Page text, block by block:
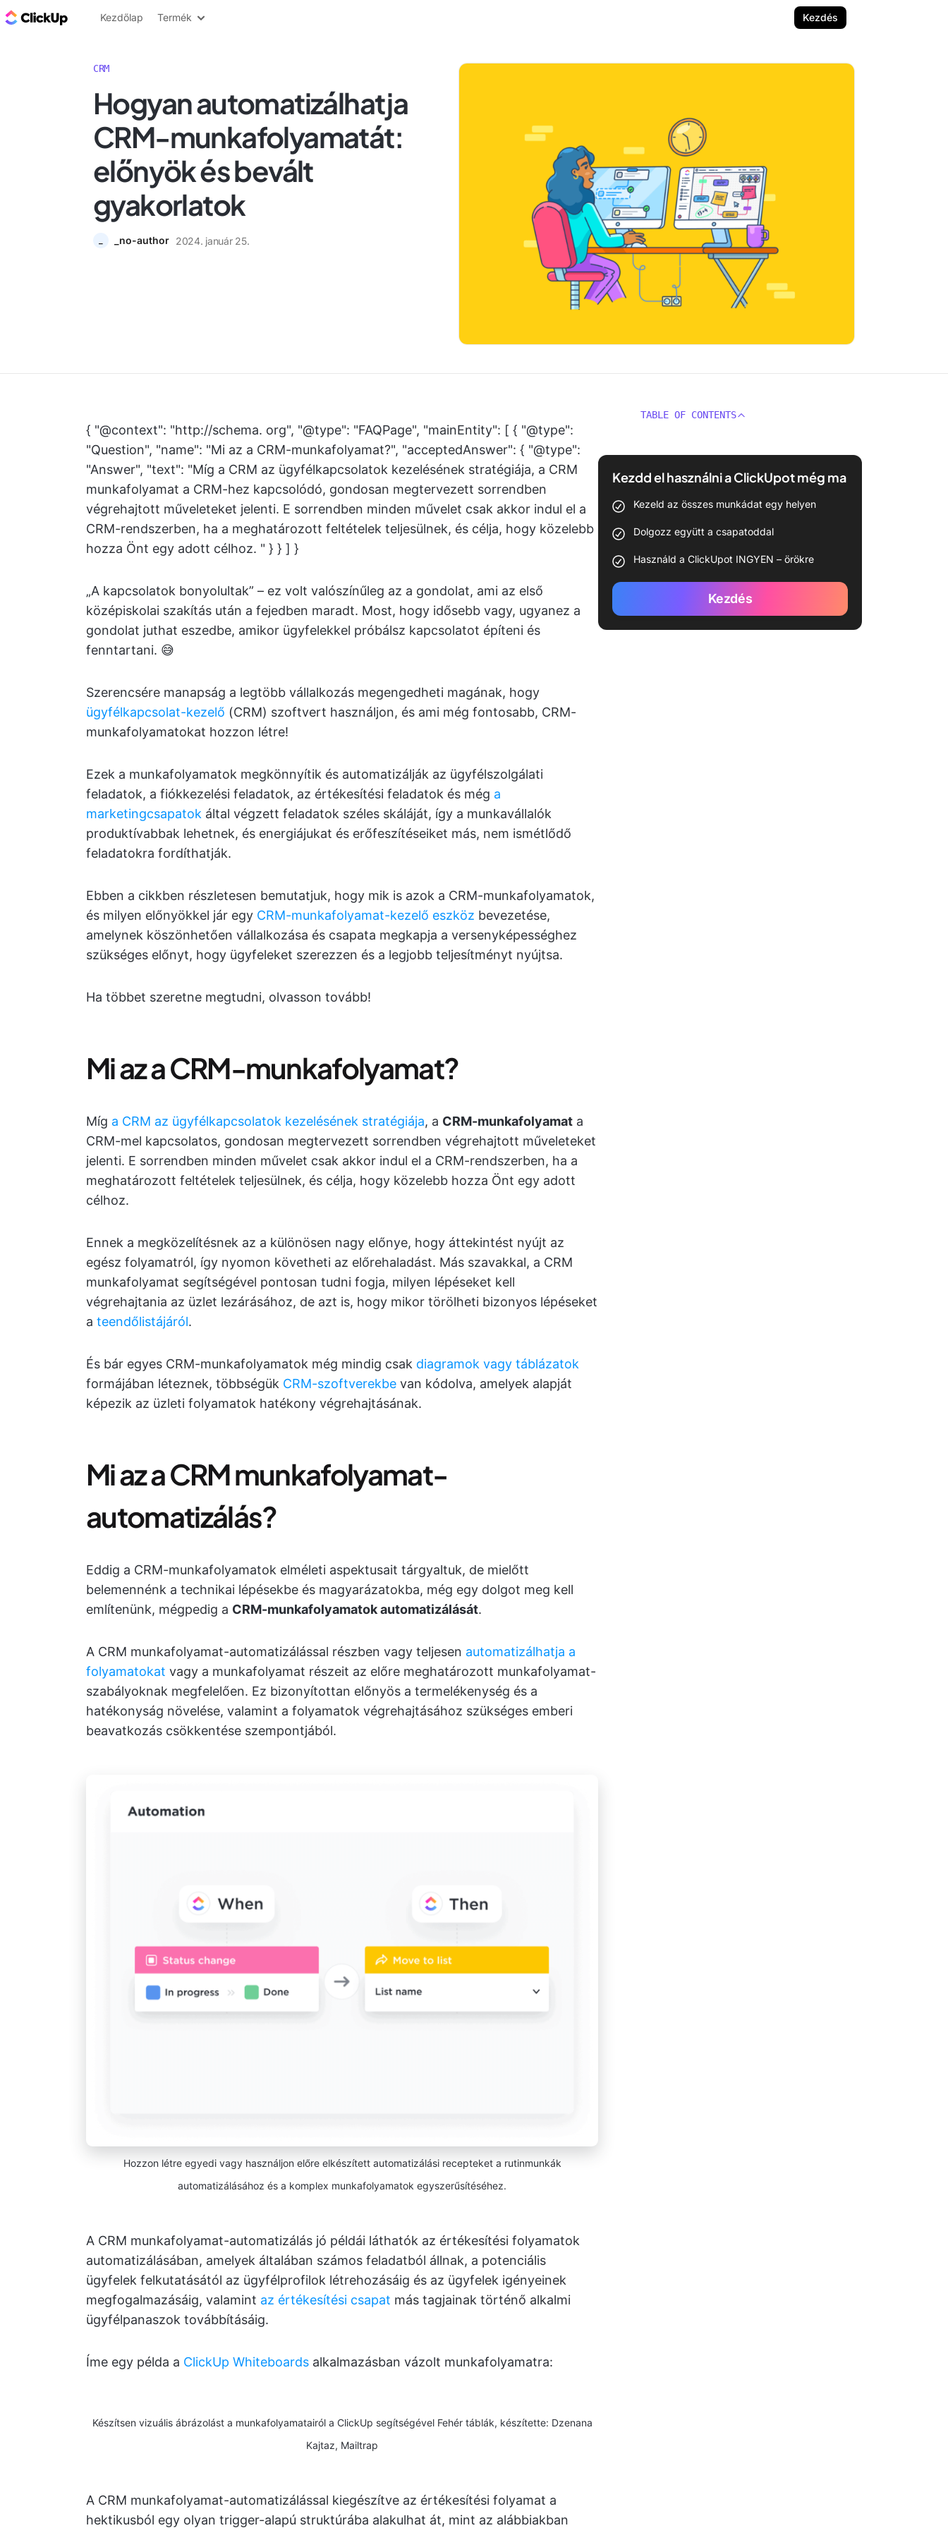
ClickUp blog
Kezdőlap Termék Kezdés
CRM
Hogyan automatizálhatja
CRM-munkafolyamatát:
előnyök és bevált
gyakorlatok
_no-author 2024. január 25.
{ "@context": "http://schema. org", "@type": "FAQPage", "mainEntity": [ { "@type":
"Question", "name": "Mi az a CRM-munkafolyamat?", "acceptedAnswer": { "@type":
"Answer", "text": "Míg a CRM az ügyfélkapcsolatok kezelésének stratégiája, a CRM
munkafolyamat a CRM-hez kapcsolódó, gondosan megtervezett sorrendben
végrehajtott műveleteket jelenti. E sorrendben minden művelet csak akkor indul el a
CRM-rendszerben, ha a meghatározott feltételek teljesülnek, és célja, hogy közelebb
hozza Önt egy adott célhoz. " } } ] }
„A kapcsolatok bonyolultak” – ez volt valószínűleg az a gondolat, ami az első
középiskolai szakítás után a fejedben maradt. Most, hogy idősebb vagy, ugyanez a
gondolat juthat eszedbe, amikor ügyfelekkel próbálsz kapcsolatot építeni és
fenntartani. 😅
Szerencsére manapság a legtöbb vállalkozás megengedheti magának, hogy
ügyfélkapcsolat-kezelő (CRM) szoftvert használjon, és ami még fontosabb, CRM-
munkafolyamatokat hozzon létre!
Ezek a munkafolyamatok megkönnyítik és automatizálják az ügyfélszolgálati
feladatok, a fiókkezelési feladatok, az értékesítési feladatok és még a
marketingcsapatok által végzett feladatok széles skáláját, így a munkavállalók
produktívabbak lehetnek, és energiájukat és erőfeszítéseiket más, nem ismétlődő
feladatokra fordíthatják.
Ebben a cikkben részletesen bemutatjuk, hogy mik is azok a CRM-munkafolyamatok,
és milyen előnyökkel jár egy CRM-munkafolyamat-kezelő eszköz bevezetése,
amelynek köszönhetően vállalkozása és csapata megkapja a versenyképességhez
szükséges előnyt, hogy ügyfeleket szerezzen és a legjobb teljesítményt nyújtsa.
Ha többet szeretne megtudni, olvasson tovább!
Mi az a CRM-munkafolyamat?
Míg a CRM az ügyfélkapcsolatok kezelésének stratégiája, a CRM-munkafolyamat a
CRM-mel kapcsolatos, gondosan megtervezett sorrendben végrehajtott műveleteket
jelenti. E sorrendben minden művelet csak akkor indul el a CRM-rendszerben, ha a
meghatározott feltételek teljesülnek, és célja, hogy közelebb hozza Önt egy adott
célhoz.
Ennek a megközelítésnek az a különösen nagy előnye, hogy áttekintést nyújt az
egész folyamatról, így nyomon követheti az előrehaladást. Más szavakkal, a CRM
munkafolyamat segítségével pontosan tudni fogja, milyen lépéseket kell
végrehajtania az üzlet lezárásához, de azt is, hogy mikor törölheti bizonyos lépéseket
a teendőlistájáról.
És bár egyes CRM-munkafolyamatok még mindig csak diagramok vagy táblázatok
formájában léteznek, többségük CRM-szoftverekbe van kódolva, amelyek alapját
képezik az üzleti folyamatok hatékony végrehajtásának.
Mi az a CRM munkafolyamat-
automatizálás?
Eddig a CRM-munkafolyamatok elméleti aspektusait tárgyaltuk, de mielőtt
belemennénk a technikai lépésekbe és magyarázatokba, még egy dolgot meg kell
említenünk, mégpedig a CRM-munkafolyamatok automatizálását.
A CRM munkafolyamat-automatizálással részben vagy teljesen automatizálhatja a
folyamatokat vagy a munkafolyamat részeit az előre meghatározott munkafolyamat-
szabályoknak megfelelően. Ez bizonyítottan előnyös a termelékenység és a
hatékonyság növelése, valamint a folyamatok végrehajtásához szükséges emberi
beavatkozás csökkentése szempontjából.
Hozzon létre egyedi vagy használjon előre elkészített automatizálási recepteket a rutinmunkák
automatizálásához és a komplex munkafolyamatok egyszerűsítéséhez.
A CRM munkafolyamat-automatizálás jó példái láthatók az értékesítési folyamatok
automatizálásában, amelyek általában számos feladatból állnak, a potenciális
ügyfelek felkutatásától az ügyfélprofilok létrehozásáig és az ügyfelek igényeinek
megfogalmazásáig, valamint az értékesítési csapat más tagjainak történő alkalmi
ügyfélpanaszok továbbításáig.
Íme egy példa a ClickUp Whiteboards alkalmazásban vázolt munkafolyamatra:
Készítsen vizuális ábrázolást a munkafolyamatairól a ClickUp segítségével Fehér táblák, készítette: Dzenana
Kajtaz, Mailtrap
A CRM munkafolyamat-automatizálással kiegészítve az értékesítési folyamat a
hektikusból egy olyan trigger-alapú struktúrába alakulhat át, mint az alábbiakban
TABLE OF CONTENTS
Kezdd el használni a ClickUpot még ma
Kezeld az összes munkádat egy helyen
Dolgozz együtt a csapatoddal
Használd a ClickUpot INGYEN – örökre
Kezdés